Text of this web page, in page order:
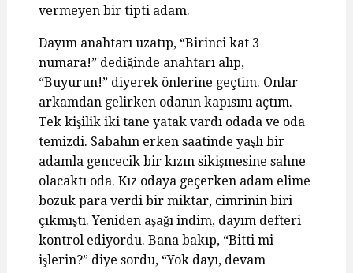
vermeyen bir tipti adam.
Dayım anahtarı uzatıp, “Birinci kat 3
numara!” dediğinde anahtarı alıp,
“Buyurun!” diyerek önlerine geçtim. Onlar
arkamdan gelirken odanın kapısını açtım.
Tek kişilik iki tane yatak vardı odada ve oda
temizdi. Sabahın erken saatinde yaşlı bir
adamla gencecik bir kızın sikişmesine sahne
olacaktı oda. Kız odaya geçerken adam elime
bozuk para verdi bir miktar, cimrinin biri
çıkmıştı. Yeniden aşağı indim, dayım defteri
kontrol ediyordu. Bana bakıp, “Bitti mi
işlerin?” diye sordu, “Yok dayı, devam